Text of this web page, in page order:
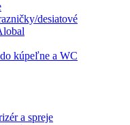
desiatové
kúpeľne a WC
a spreje